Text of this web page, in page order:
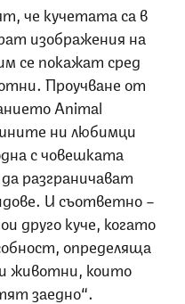
че кучетата са в
изображения на
се покажат сред
Проучване от
Animal
ни любимци
с човешката
разграничават
И съответно –
друго куче, когато
определяща
животни, които
заедно“.